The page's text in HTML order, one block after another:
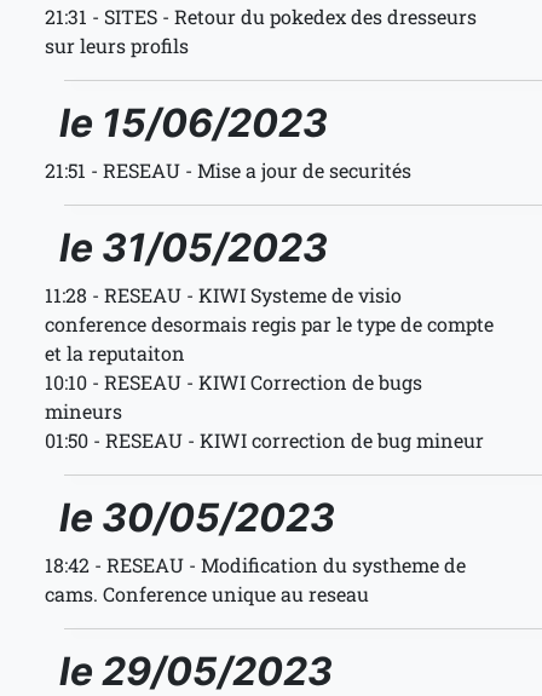
21:31 - SITES - Retour du pokedex des dresseurs
sur leurs profils
le 15/06/2023
21:51 - RESEAU - Mise a jour de securités
le 31/05/2023
11:28 - RESEAU - KIWI Systeme de visio
conference desormais regis par le type de compte
et la reputaiton
10:10 - RESEAU - KIWI Correction de bugs
mineurs
01:50 - RESEAU - KIWI correction de bug mineur
le 30/05/2023
18:42 - RESEAU - Modification du systheme de
cams. Conference unique au reseau
le 29/05/2023